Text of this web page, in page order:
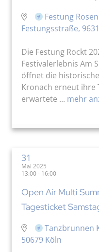
Festung
Festungsstraße,
Die Festung Rockt
Festivalerlebnis Am
öffnet die
Kronach erneut ihre
erwartete ... mehr
31
Mai 2025
13:00 - 16:00
Open Air Multi
Tagesticket
Tanzbrunnen
50679 Köln